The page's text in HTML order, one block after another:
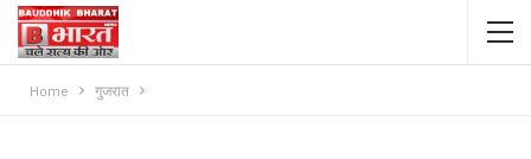
Home गुजरात